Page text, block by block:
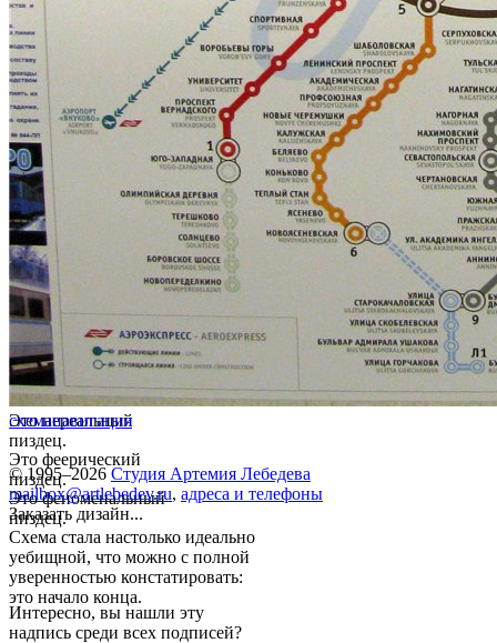
Это нереальный
пиздец.
Это феерический
пиздец.
Это феноменальный
пиздец.
Схема стала настолько идеально
уебищной, что можно с полной
уверенностью констатировать:
это начало конца.
Интересно, вы нашли эту
надпись среди всех подписей?
схеманавигация
© 1995–2026 Студия Артемия Лебедева
mailbox@artlebedev.ru, адреса и телефоны
Заказать дизайн...